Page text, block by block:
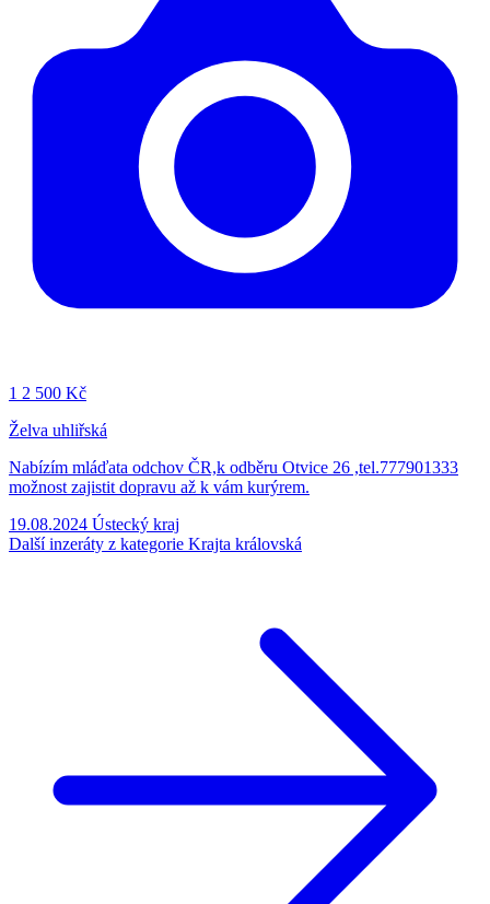
1 2 500 Kč
Želva uhliřská
Nabízím mláďata odchov ČR,k odběru Otvice 26 ,tel.777901333
možnost zajistit dopravu až k vám kurýrem.
19.08.2024 Ústecký kraj
Další inzeráty z kategorie Krajta královská